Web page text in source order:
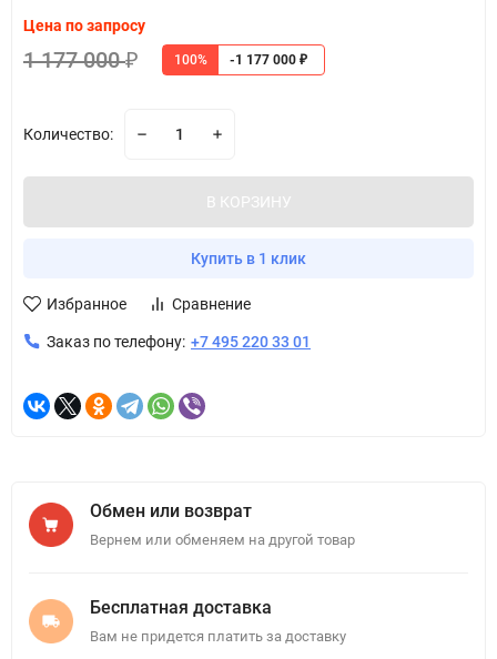
Цена по запросу
1 177 000₽ 100% -1 177 000 ₽
Количество:
В КОРЗИНУ
Купить в 1 клик
Избранное Сравнение
Заказ по телефону: +7 495 220 33 01
Обмен или возврат
Вернем или обменяем на другой товар
Бесплатная доставка
Вам не придется платить за доставку